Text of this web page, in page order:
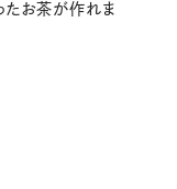
たお茶が作れま